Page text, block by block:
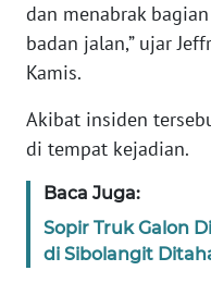
dan menabrak
badan jalan,” ujar
Kamis.
Akibat insiden
di tempat kejadian.
Baca Juga:
Sopir Truk Galon
di Sibolangit
KARIR
DISCLAIMER
Wahana
News
WN
SUMUT